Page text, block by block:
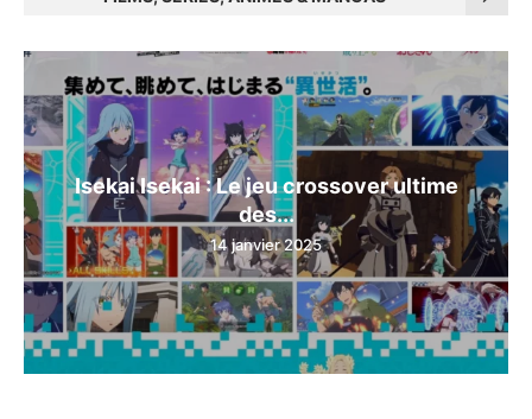
Isekai Isekai : Le jeu crossover ultime
des...
14 janvier 2025